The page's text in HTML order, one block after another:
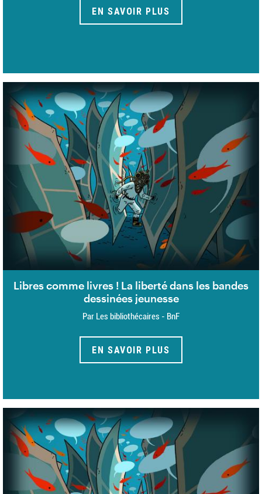
EN SAVOIR PLUS
Libres comme livres ! La liberté dans les bandes
dessinées jeunesse
Par Les bibliothécaires - BnF
EN SAVOIR PLUS